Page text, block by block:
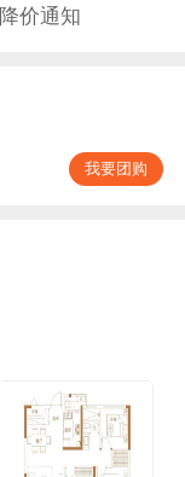
降价通知
我要团购